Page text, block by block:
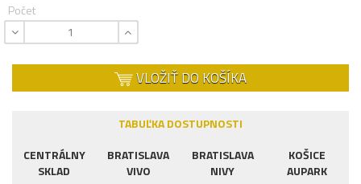
Počet
VLOŽIŤ DO KOŠÍKA
TABUĽKA DOSTUPNOSTI
CENTRÁLNY
SKLAD
BRATISLAVA
VIVO
BRATISLAVA
NIVY
KOŠICE
AUPARK